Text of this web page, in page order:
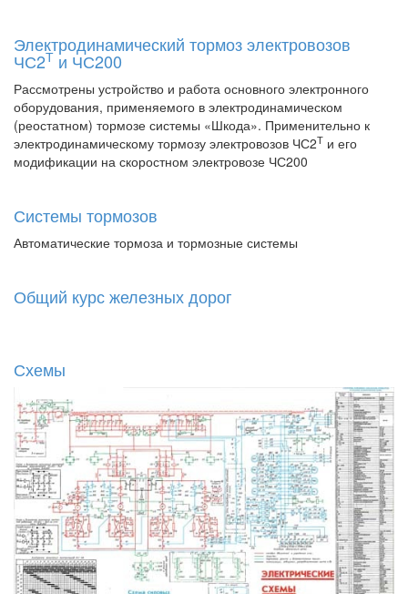
Электродинамический тормоз электровозов
ЧС2Т и ЧС200
Рассмотрены устройство и работа основного электронного
оборудования, применяемого в электродинамическом
(реостатном) тормозе системы «Шкода». Применительно к
электродинамическому тормозу электровозов ЧС2Т и его
модификации на скоростном электровозе ЧС200
Системы тормозов
Автоматические тормоза и тормозные системы
Общий курс железных дорог
Схемы